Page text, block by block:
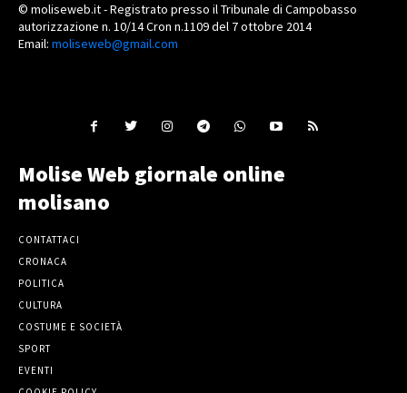
© moliseweb.it - Registrato presso il Tribunale di Campobasso
autorizzazione n. 10/14 Cron n.1109 del 7 ottobre 2014
Email: moliseweb@gmail.com
Molise Web giornale online
molisano
CONTATTACI
CRONACA
POLITICA
CULTURA
COSTUME E SOCIETÀ
SPORT
EVENTI